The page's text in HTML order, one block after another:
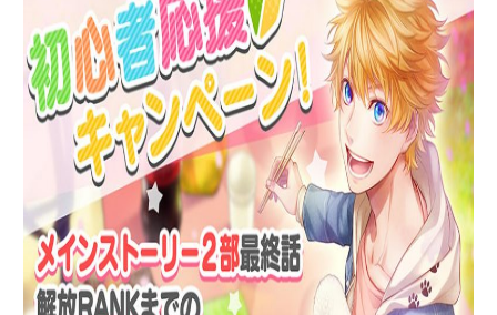
イベント・キャンペーン
ミュージック
グッズ・本
ギャラリー
アプリゲーム
イベント・キャンペーン
ミュージック
グッズ・本
ギャラリー